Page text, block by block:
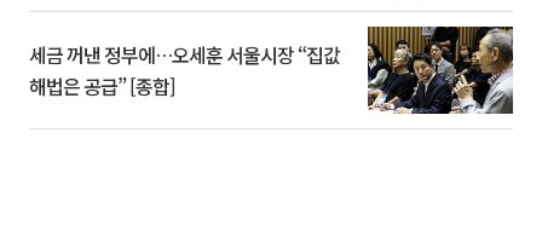
세금 꺼낸 정부에…오세훈 서울시장 “집값
해법은 공급” [종합]